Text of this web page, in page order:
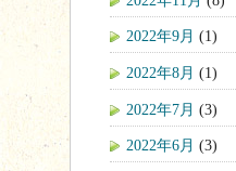
2022年9月 (1)
2022年8月 (1)
2022年7月 (3)
2022年6月 (3)